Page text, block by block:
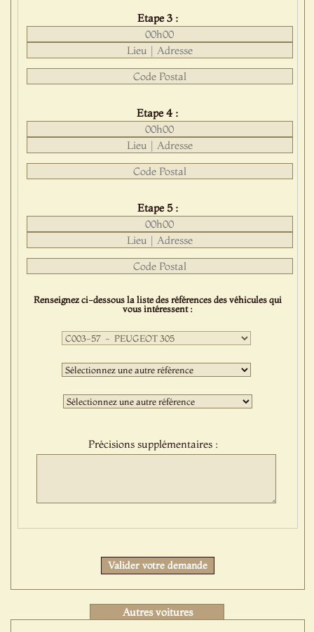
Etape 3 :
Etape 4 :
Etape 5 :
Renseignez ci-dessous la liste des références des véhicules qui
vous intéressent :
Première
sélection
:Deuxième
sélection
:Troisième
sélection
Précisions supplémentaires :
Valider votre demande
Autres voitures